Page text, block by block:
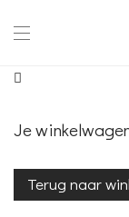
Je
Terug naar